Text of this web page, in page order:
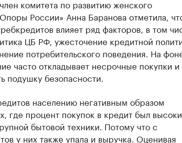
комитета по развитию женского
России» Анна Баранова отметила,
влияет ряд факторов, в том
ЦБ РФ, ужесточение кредитной
потребительского поведения. На
часто откладывает несрочные покупки и
подушку безопасности.
населению негативным образом
где процент покупок в кредит был
бытовой техники. Потому что с
у них также упала и выручка. Оценивая